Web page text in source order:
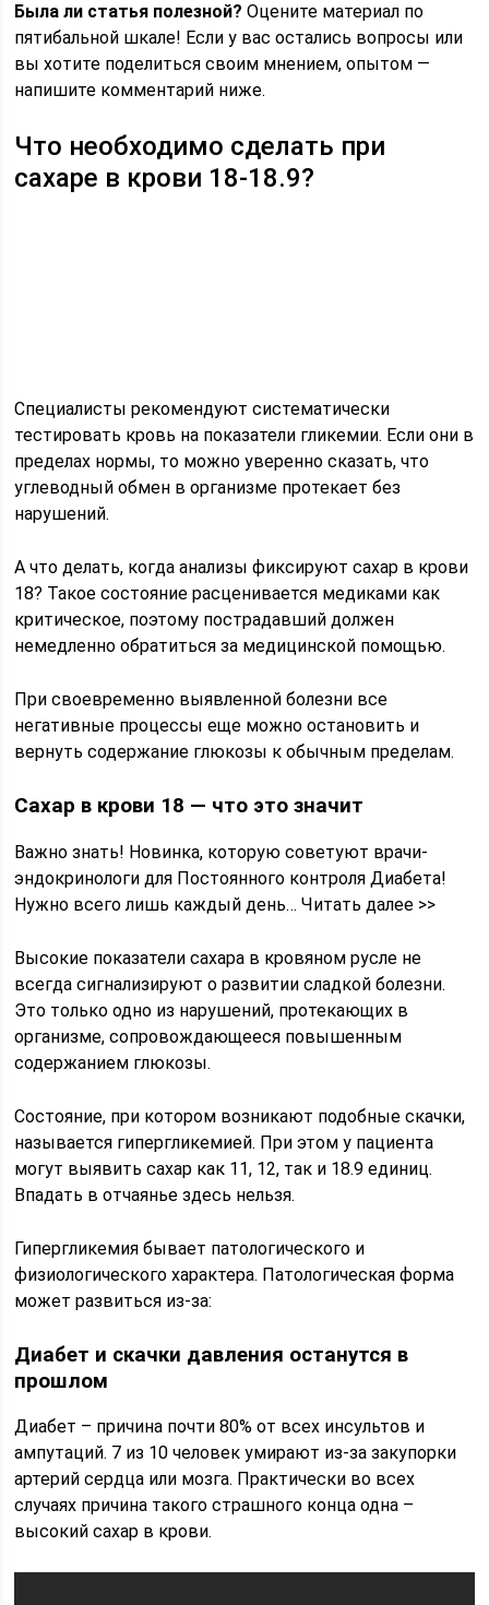
Была ли статья полезной? Оцените материал по
пятибальной шкале! Если у вас остались вопросы или
вы хотите поделиться своим мнением, опытом —
напишите комментарий ниже.
Что необходимо сделать при
сахаре в крови 18-18.9?
Специалисты рекомендуют систематически
тестировать кровь на показатели гликемии. Если они в
пределах нормы, то можно уверенно сказать, что
углеводный обмен в организме протекает без
нарушений.
А что делать, когда анализы фиксируют сахар в крови
18? Такое состояние расценивается медиками как
критическое, поэтому пострадавший должен
немедленно обратиться за медицинской помощью.
При своевременно выявленной болезни все
негативные процессы еще можно остановить и
вернуть содержание глюкозы к обычным пределам.
Сахар в крови 18 — что это значит
Важно знать! Новинка, которую советуют врачи-
эндокринологи для Постоянного контроля Диабета!
Нужно всего лишь каждый день… Читать далее >>
Высокие показатели сахара в кровяном русле не
всегда сигнализируют о развитии сладкой болезни.
Это только одно из нарушений, протекающих в
организме, сопровождающееся повышенным
содержанием глюкозы.
Состояние, при котором возникают подобные скачки,
называется гипергликемией. При этом у пациента
могут выявить сахар как 11, 12, так и 18.9 единиц.
Впадать в отчаянье здесь нельзя.
Гипергликемия бывает патологического и
физиологического характера. Патологическая форма
может развиться из-за:
Диабет и скачки давления останутся в
прошлом
Диабет – причина почти 80% от всех инсультов и
ампутаций. 7 из 10 человек умирают из-за закупорки
артерий сердца или мозга. Практически во всех
случаях причина такого страшного конца одна –
высокий сахар в крови.